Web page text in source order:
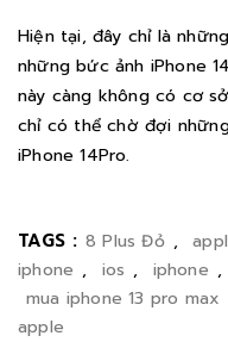
Hiện tại, đây chỉ là
những bức ảnh iPhone
này càng không có cơ
chỉ có thể chờ đợi
iPhone 14Pro.
TAGS : 8 Plus Đỏ ,
iphone , ios , iphone ,
mua iphone 13 pro max
apple